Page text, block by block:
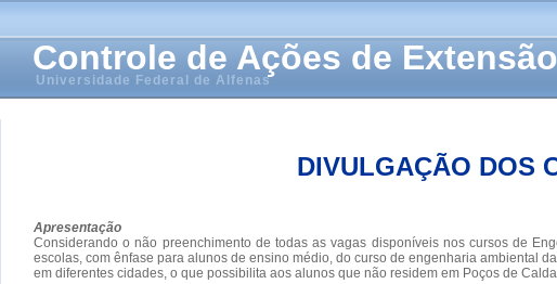
Controle de Ações de Extensão
Universidade Federal de Alfenas
DIVULGAÇÃO DOS
Apresentação
Considerando o não preenchimento de todas as vagas disponíveis nos cursos de
escolas, com ênfase para alunos de ensino médio, do curso de engenharia ambiental
em diferentes cidades, o que possibilita aos alunos que não residem em Poços de